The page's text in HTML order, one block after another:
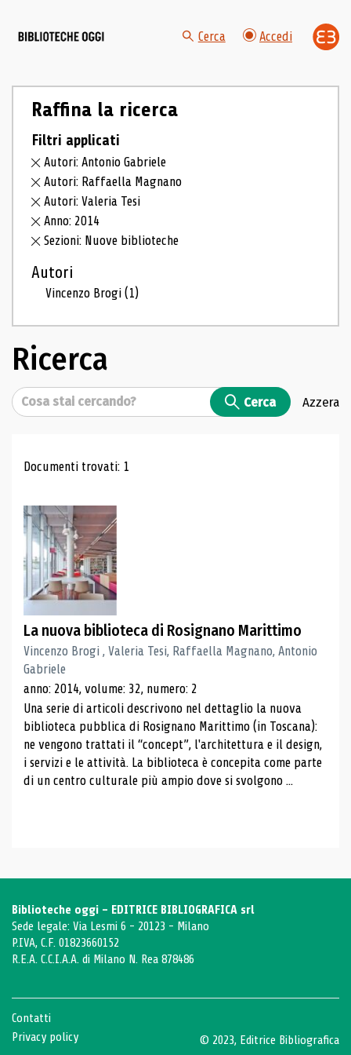
Cerca Accedi
Raffina la ricerca
Filtri applicati
Autori: Antonio Gabriele
Autori: Raffaella Magnano
Autori: Valeria Tesi
Anno: 2014
Sezioni: Nuove biblioteche
Autori
Vincenzo Brogi(1)
Ricerca
Cerca Cerca Azzera
Risultati di ricerca
Documenti trovati: 1
La nuova biblioteca di Rosignano Marittimo
Vincenzo Brogi , Valeria Tesi, Raffaella Magnano, Antonio
Gabriele
anno: 2014, volume: 32, numero: 2
Una serie di articoli descrivono nel dettaglio la nuova
biblioteca pubblica di Rosignano Marittimo (in Toscana):
ne vengono trattati il ​​“concept”, l'architettura e il design,
i servizi e le attività. La biblioteca è concepita come parte
di un centro culturale più ampio dove si svolgono ...
Biblioteche oggi - EDITRICE BIBLIOGRAFICA srl
Sede legale: Via Lesmi 6 - 20123 - Milano
P.IVA, C.F. 01823660152
R.E.A. C.C.I.A.A. di Milano N. Rea 878486
Contatti
Privacy policy
© 2023, Editrice Bibliografica